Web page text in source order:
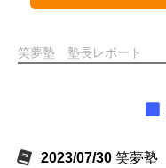
笑夢塾 塾長レポート
2023/07/30 笑夢塾